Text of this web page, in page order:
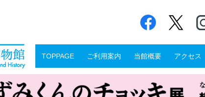
TOPPAGE ご利用案内 当館概要 アクセス